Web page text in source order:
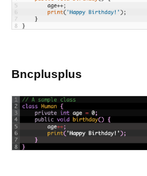
Bncplusplus